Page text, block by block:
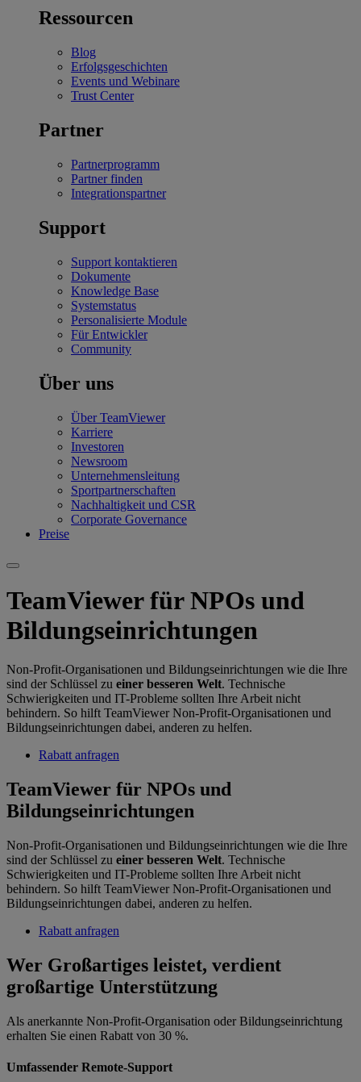
Ressourcen
Blog
Erfolgsgeschichten
Events und Webinare
Trust Center
Partner
Partnerprogramm
Partner finden
Integrationspartner
Support
Support kontaktieren
Dokumente
Knowledge Base
Systemstatus
Personalisierte Module
Für Entwickler
Community
Über uns
Über TeamViewer
Karriere
Investoren
Newsroom
Unternehmensleitung
Sportpartnerschaften
Nachhaltigkeit und CSR
Corporate Governance
Preise
TeamViewer für NPOs und
Bildungseinrichtungen
Non-Profit-Organisationen und Bildungseinrichtungen wie die Ihre
sind der Schlüssel zu einer besseren Welt. Technische
Schwierigkeiten und IT-Probleme sollten Ihre Arbeit nicht
behindern. So hilft TeamViewer Non-Profit-Organisationen und
Bildungseinrichtungen dabei, anderen zu helfen.
Rabatt anfragen
TeamViewer für NPOs und
Bildungseinrichtungen
Non-Profit-Organisationen und Bildungseinrichtungen wie die Ihre
sind der Schlüssel zu einer besseren Welt. Technische
Schwierigkeiten und IT-Probleme sollten Ihre Arbeit nicht
behindern. So hilft TeamViewer Non-Profit-Organisationen und
Bildungseinrichtungen dabei, anderen zu helfen.
Rabatt anfragen
Wer Großartiges leistet, verdient
großartige Unterstützung
Als anerkannte Non-Profit-Organisation oder Bildungseinrichtung
erhalten Sie einen Rabatt von 30 %.
Umfassender Remote-Support